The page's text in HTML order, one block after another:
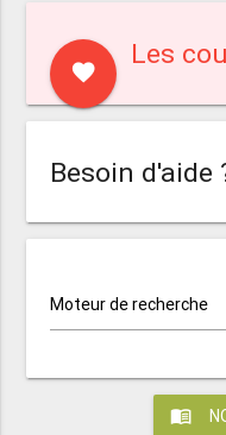
favorite
Les
Besoin d'aide
Moteur de recherche
menu_book